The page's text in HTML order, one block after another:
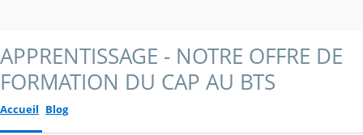
APPRENTISSAGE - NOTRE OFFRE DE
FORMATION DU CAP AU BTS
Accueil Blog